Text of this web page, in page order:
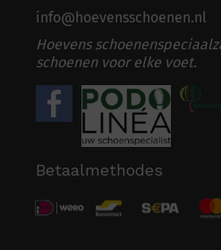
info@hoevensschoenen.nl
Hoevens
schoenen voor elke voet.
Betaalmethodes